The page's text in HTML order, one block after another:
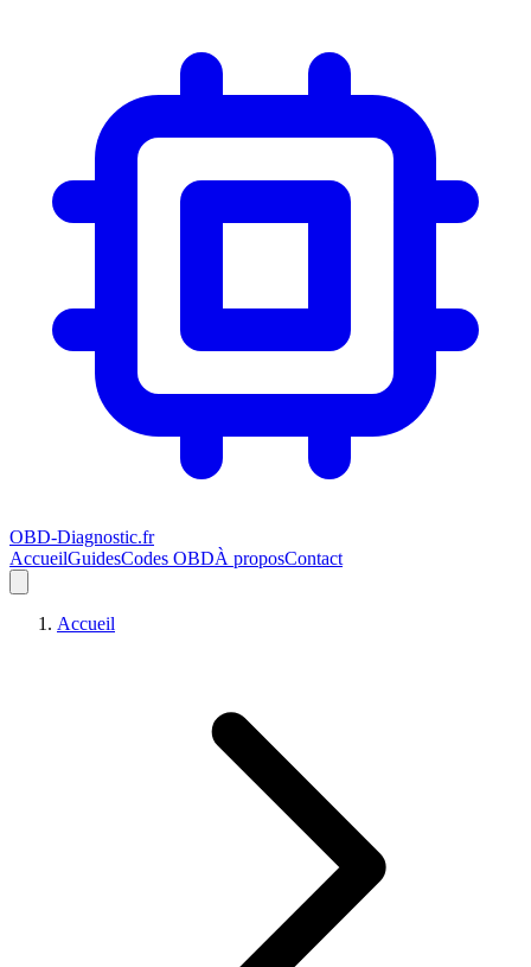
OBD-Diagnostic.fr
AccueilGuidesCodes OBDÀ proposContact
Accueil